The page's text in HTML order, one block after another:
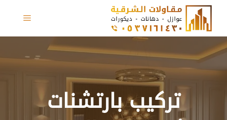
انتقل
المحتوى
القائمة
تركيب بارتشنات